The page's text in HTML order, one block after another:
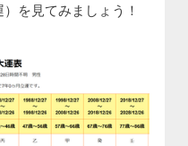
を見てみましょう！